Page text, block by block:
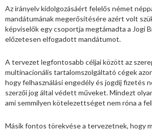
Az irányelv kidolgozásáért felelős német
mandátumának megerősítésére azért volt
képviselők egy csoportja megtámadta a Jogi
előzetesen elfogadott mandátumot.
A tervezet legfontosabb céljai között az
multinacionális tartalomszolgáltató cégek
hogy felhasználási engedély és jogdíj fizetés
szerzői jog által védett műveket. Mindezt
ami semmilyen kötelezettséget nem róna a
Másik fontos törekvése a tervezetnek, hogy